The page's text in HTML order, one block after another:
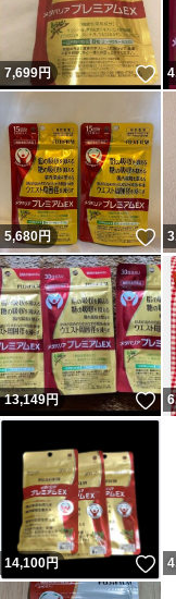
7,699円
5,680円
13,149円
14,100円